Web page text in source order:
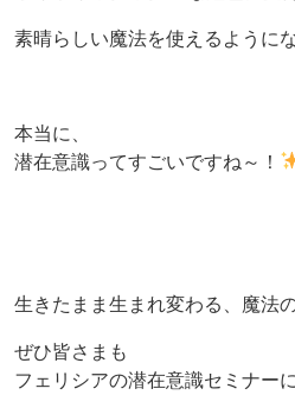
素晴らしい魔法を使えるように
本当に、
潜在意識ってすごいですね～！
生きたまま生まれ変わる、魔法
ぜひ皆さまも
フェリシアの潜在意識セミナー